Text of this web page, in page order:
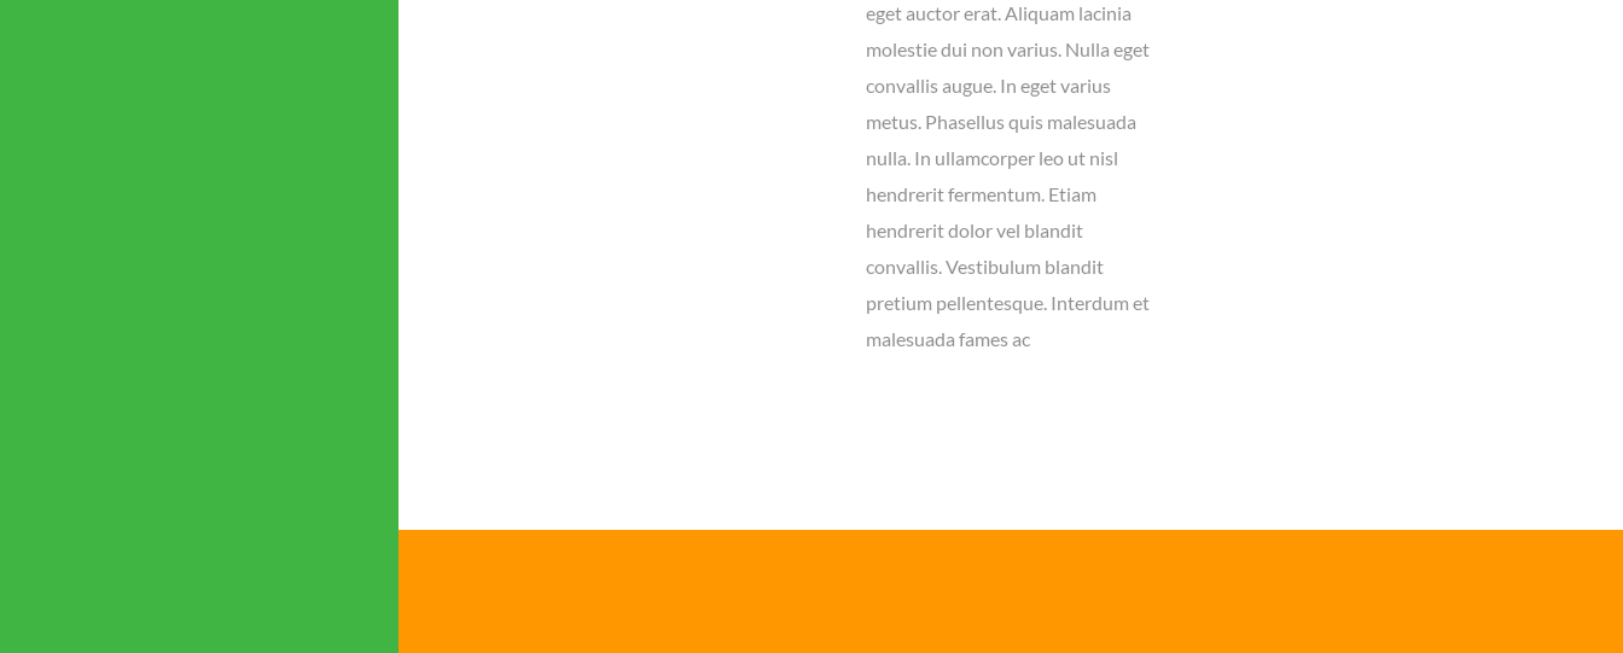
eget auctor erat. Aliquam lacinia
molestie dui non varius. Nulla eget
convallis augue. In eget varius
metus. Phasellus quis malesuada
nulla. In ullamcorper leo ut nisl
hendrerit fermentum. Etiam
hendrerit dolor vel blandit
convallis. Vestibulum blandit
pretium pellentesque. Interdum et
malesuada fames ac